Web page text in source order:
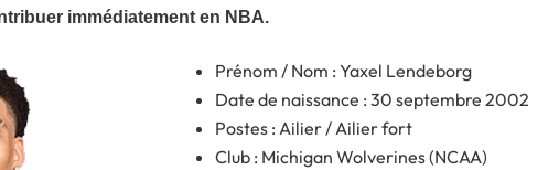
immédiatement en NBA.
Prénom / Nom : Yaxel Lendeborg
Date de naissance : 30 septembre 2002
Postes : Ailier / Ailier fort
Club : Michigan Wolverines (NCAA)